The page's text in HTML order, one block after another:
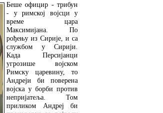
Беше официр - трибун
- у римској војсци у
време цара
Максимијана. По
рођењу из Сирије, и са
службом у Сирији.
Када Персијанци
угрозише војском
Римску царевину, то
Андреји би поверена
војска у борби против
непријатеља. Том
приликом Андреј би